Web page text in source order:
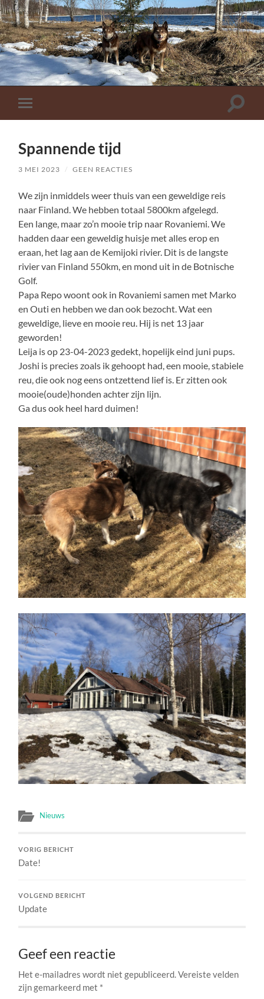
Toggle
mobiel
Toggle
Spannende tijd
3 MEI 2023 / GEEN REACTIES
We zijn inmiddels weer thuis van een geweldige reis
naar Finland. We hebben totaal 5800km afgelegd.
Een lange, maar zo’n mooie trip naar Rovaniemi. We
hadden daar een geweldig huisje met alles erop en
eraan, het lag aan de Kemijoki rivier. Dit is de langste
rivier van Finland 550km, en mond uit in de Botnische
Golf.
Papa Repo woont ook in Rovaniemi samen met Marko
en Outi en hebben we dan ook bezocht. Wat een
geweldige, lieve en mooie reu. Hij is net 13 jaar
geworden!
Leija is op 23-04-2023 gedekt, hopelijk eind juni pups.
Joshi is precies zoals ik gehoopt had, een mooie, stabiele
reu, die ook nog eens ontzettend lief is. Er zitten ook
mooie(oude)honden achter zijn lijn.
Ga dus ook heel hard duimen!
Nieuws
VORIG BERICHT
Date!
VOLGEND BERICHT
Update
Geef een reactie
Het e-mailadres wordt niet gepubliceerd.Vereiste velden
zijn gemarkeerd met *